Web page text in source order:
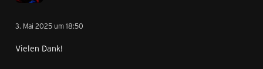
3. Mai 2025 um 18:50
Vielen Dank!